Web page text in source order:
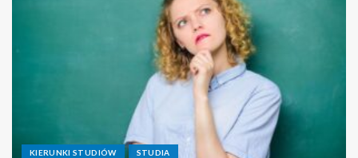
KIERUNKI STUDIÓW STUDIA